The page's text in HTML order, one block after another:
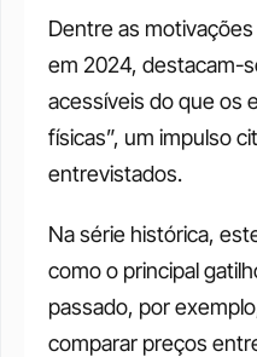
Dentre as
em 2024, destacam-
acessíveis do que os
físicas”, um impulso
entrevistados.
Na série histórica,
como o principal
passado, por
comparar preços